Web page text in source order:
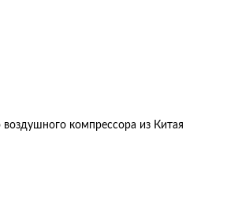
воздушного компрессора из Китая